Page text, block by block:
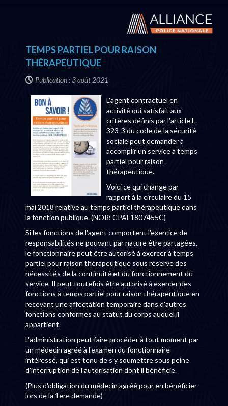
TEMPS PARTIEL POUR RAISON
THÉRAPEUTIQUE
Publication : 3 août 2021
L'agent contractuel en
activité qui satisfait aux
critères définis par l'article L.
323-3 du code de la sécurité
sociale peut demander à
accomplir un service à temps
partiel pour raison
thérapeutique.
Voici ce qui change par
rapport à la circulaire du 15
mai 2018 relative au temps partiel thérapeutique dans
la fonction publique. (NOR: CPAF1807455C)
Si les fonctions de l'agent comportent l'exercice de
responsabilités ne pouvant par nature être partagées,
le fonctionnaire peut être autorisé à exercer à temps
partiel pour raison thérapeutique sous réserve des
nécessités de la continuité et du fonctionnement du
service. Il peut toutefois être autorisé à exercer des
fonctions à temps partiel pour raison thérapeutique en
recevant une affectation temporaire dans d'autres
fonctions conformes au statut du corps auquel il
appartient.
L'administration peut faire procéder à tout moment par
un médecin agréé à l'examen du fonctionnaire
intéressé, qui est tenu de s'y soumettre sous peine
d'interruption de l'autorisation dont il bénéficie.
(Plus d'obligation du médecin agréé pour en bénéficier
lors de la 1ere demande)